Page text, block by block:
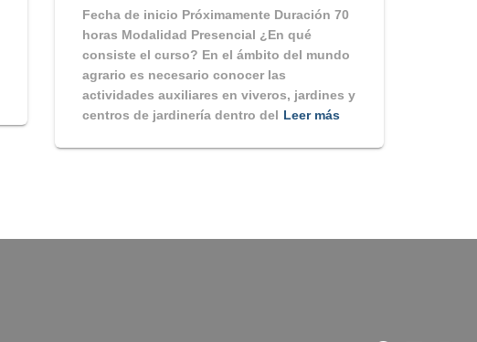
Fecha de inicio Próximamente Duración 70
horas Modalidad Presencial ¿En qué
consiste el curso? En el ámbito del mundo
agrario es necesario conocer las
actividades auxiliares en viveros, jardines y
centros de jardinería dentro del Leer más